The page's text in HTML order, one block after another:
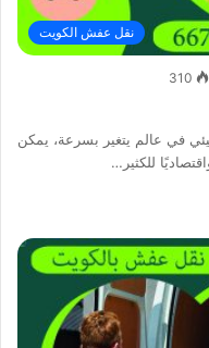
نقل عفش الكويت
310
في عالم يتغير بسرعة، يمكن
للكثير…